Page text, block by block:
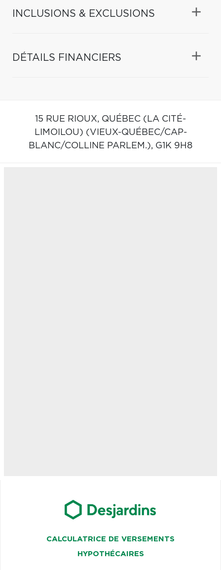
INCLUSIONS & EXCLUSIONS
DÉTAILS FINANCIERS
15 RUE RIOUX, QUÉBEC (LA CITÉ-
LIMOILOU) (VIEUX-QUÉBEC/CAP-
BLANC/COLLINE PARLEM.), G1K 9H8
CALCULATRICE DE VERSEMENTS
HYPOTHÉCAIRES